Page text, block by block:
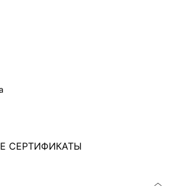
СЕРТИФИКАТЫДЖЕМПЕР С ШЕРСТЬЮ АЛЬПАКА